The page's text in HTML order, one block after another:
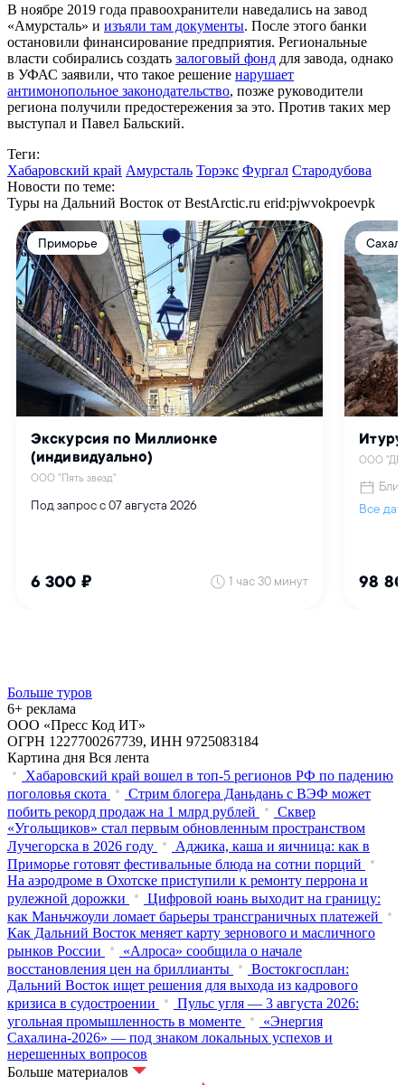
В ноябре 2019 года правоохранители наведались на завод
«Амурсталь» и изъяли там документы. После этого банки
остановили финансирование предприятия. Региональные
власти собирались создать залоговый фонд для завода, однако
в УФАС заявили, что такое решение нарушает
антимонопольное законодательство, позже руководители
региона получили предостережения за это. Против таких мер
выступал и Павел Бальский.
Теги:
Хабаровский край Амурсталь Торэкс Фургал Стародубова
Новости по теме:
Туры на Дальний Восток от BestArctic.ru erid:pjwvokpoevpk
Больше туров
6+ реклама
ООО «Пресс Код ИТ»
ОГРН 1227700267739, ИНН 9725083184
Картина дня Вся лента
Хабаровский край вошел в топ-5 регионов РФ по падению
поголовья скота
Стрим блогера Даньдань с ВЭФ может
побить рекорд продаж на 1 млрд рублей
Сквер
«Угольщиков» стал первым обновленным пространством
Лучегорска в 2026 году
Аджика, каша и яичница: как в
Приморье готовят фестивальные блюда на сотни порций
На аэродроме в Охотске приступили к ремонту перрона и
рулежной дорожки
Цифровой юань выходит на границу:
как Маньчжоули ломает барьеры трансграничных платежей
Как Дальний Восток меняет карту зернового и масличного
рынков России
«Алроса» сообщила о начале
восстановления цен на бриллианты
Востокгосплан:
Дальний Восток ищет решения для выхода из кадрового
кризиса в судостроении
Пульс угля — 3 августа 2026:
угольная промышленность в моменте
«Энергия
Сахалина-2026» — под знаком локальных успехов и
нерешенных вопросов
Больше материалов